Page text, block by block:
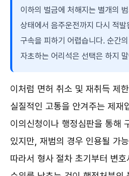
이하의 벌금에 처해지는 별개의
상태에서 음주운전까지 다시 적발
구속을 피하기 어렵습니다. 순간
자초하는 어리석은 선택은 하지
이처럼 면허 취소 및 재취득 제
실질적인 고통을 안겨주는 제재
이의신청이나 행정심판을 통해
있지만, 재범의 경우 인용될 가
따라서 형사 절차 초기부터 변